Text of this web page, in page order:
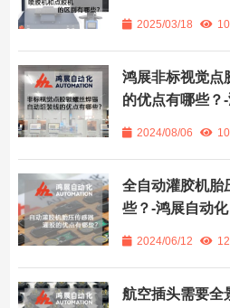
2025/03/18
鸿展非标视觉点
的优点有哪些？
2024/08/06
全自动灌胶机胎
些？-鸿展自动化
2024/06/12
航空插头需要全